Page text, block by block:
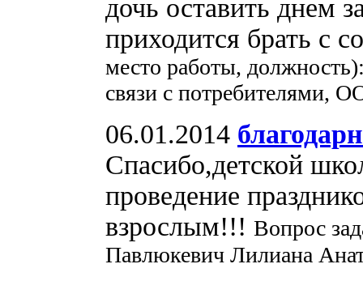
дочь оставить днем
приходится брать с
место работы,
связи с потребителями,
06.01.2014
Спасибо,детской
проведение
взрослым!!! Вопрос
Павлюкевич Лилиана